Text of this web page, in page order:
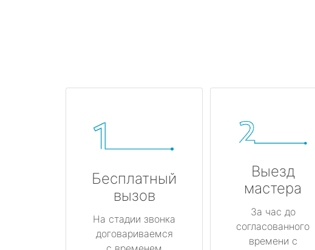
Бесплатный
вызов
На стадии звонка
договариваемся
Выезд
мастера
За час до
согласованного
времени с